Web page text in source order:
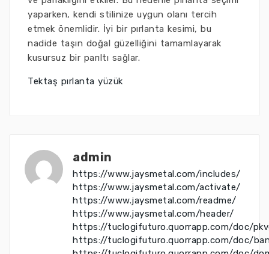
yaparken, kendi stilinize uygun olanı tercih
etmek önemlidir. İyi bir pırlanta kesimi, bu
nadide taşın doğal güzelliğini tamamlayarak
kusursuz bir parıltı sağlar.
Tektaş pırlanta yüzük
admin
https://www.jaysmetal.com/includes/
https://www.jaysmetal.com/activate/
https://www.jaysmetal.com/readme/
https://www.jaysmetal.com/header/
https://tuclogifuturo.quorrapp.com/doc/
https://tuclogifuturo.quorrapp.com/doc/